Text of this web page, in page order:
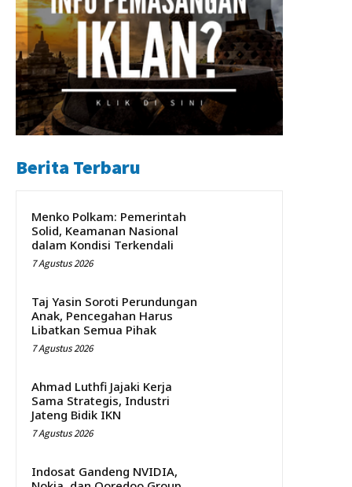
Berita Terbaru
Menko Polkam: Pemerintah
Solid, Keamanan Nasional
dalam Kondisi Terkendali
7 Agustus 2026
Taj Yasin Soroti Perundungan
Anak, Pencegahan Harus
Libatkan Semua Pihak
7 Agustus 2026
Ahmad Luthfi Jajaki Kerja
Sama Strategis, Industri
Jateng Bidik IKN
7 Agustus 2026
Indosat Gandeng NVIDIA,